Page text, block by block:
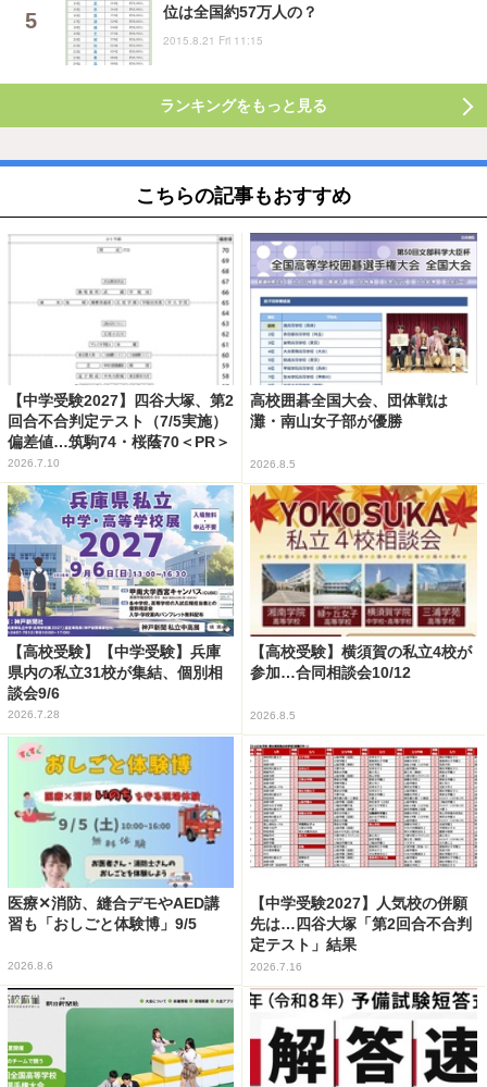
位は全国約57万人の？
2015.8.21 Fri 11:15
ランキングをもっと見る
こちらの記事もおすすめ
【中学受験2027】四谷大塚、第2
回合不合判定テスト（7/5実施）
偏差値…筑駒74・桜蔭70＜PR＞
2026.7.10
高校囲碁全国大会、団体戦は
灘・南山女子部が優勝
2026.8.5
【高校受験】【中学受験】兵庫
県内の私立31校が集結、個別相
談会9/6
2026.7.28
【高校受験】横須賀の私立4校が
参加…合同相談会10/12
2026.8.5
医療✕消防、縫合デモやAED講
習も「おしごと体験博」9/5
2026.8.6
【中学受験2027】人気校の併願
先は…四谷大塚「第2回合不合判
定テスト」結果
2026.7.16